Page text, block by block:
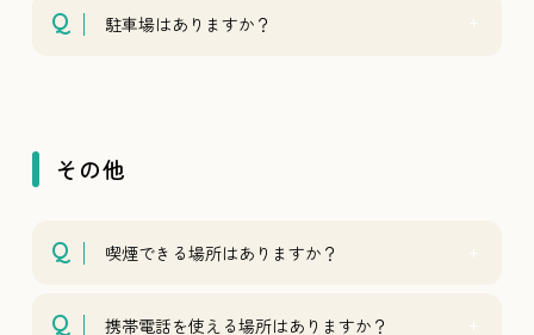
駐車場はありますか？
その他
喫煙できる場所はありますか？
携帯電話を使える場所はありますか？